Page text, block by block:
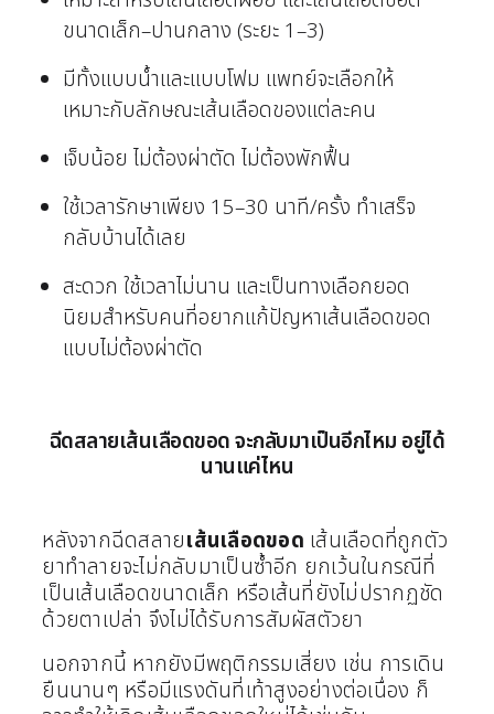
ขนาดเล็ก–ปานกลาง (ระยะ 1–3)
มีทั้งแบบน้ำและแบบโฟม แพทย์จะเลือกให้
เหมาะกับลักษณะเส้นเลือดของแต่ละคน
เจ็บน้อย ไม่ต้องผ่าตัด ไม่ต้องพักฟื้น
ใช้เวลารักษาเพียง 15–30 นาที/ครั้ง ทำเสร็จ
กลับบ้านได้เลย
สะดวก ใช้เวลาไม่นาน และเป็นทางเลือกยอด
นิยมสำหรับคนที่อยากแก้ปัญหาเส้นเลือดขอด
แบบไม่ต้องผ่าตัด
ฉีดสลายเส้นเลือดขอด จะกลับมาเป็นอีกไหม อยู่ได้
นานแค่ไหน
หลังจากฉีดสลายเส้นเลือดขอด เส้นเลือดที่ถูกตัว
ยาทำลายจะไม่กลับมาเป็นซ้ำอีก ยกเว้นในกรณีที่
เป็นเส้นเลือดขนาดเล็ก หรือเส้นที่ยังไม่ปรากฏชัด
ด้วยตาเปล่า จึงไม่ได้รับการสัมผัสตัวยา
นอกจากนี้ หากยังมีพฤติกรรมเสี่ยง เช่น การเดิน
ยืนนานๆ หรือมีแรงดันที่เท้าสูงอย่างต่อเนื่อง ก็